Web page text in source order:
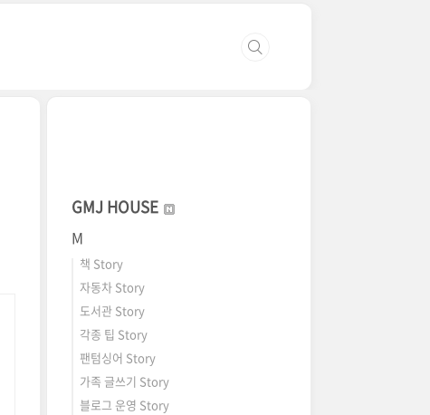
GMJ HOUSE
M
책 Story
자동차 Story
도서관 Story
각종 팁 Story
팬텀싱어 Story
가족 글쓰기 Story
블로그 운영 Story